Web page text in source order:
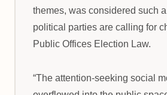
themes, was considered such
political parties are calling for
Public Offices Election Law.
“The attention-seeking social